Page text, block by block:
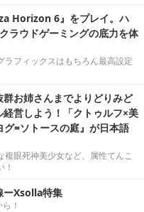
Horizon 6』をプレイ。ハ
ラウドゲーミングの底力を体
ラフィックスはもちろん最高設定
お姉さんまでよりどりみど
経営しよう！「クトゥルフ×美
=ソトースの庭』が日本語
眼死神美少女など、属性てんこ
ーXsolla特集
！